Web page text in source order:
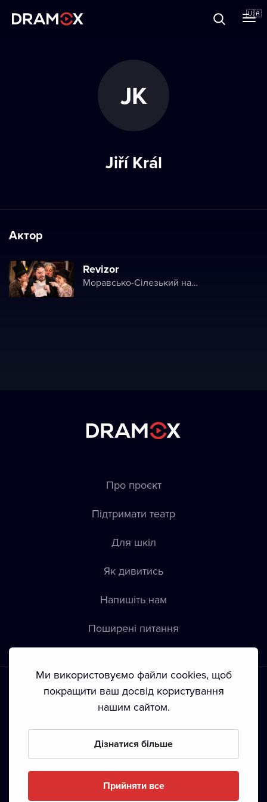
🇺🇦
Зареєструватися
JK
Jiří Král
Актор
Revizor
Моравсько-Сілезький національний театр
Про проєкт
Підтримати театр
Для шкіл
Як дивитись
Напишіть нам
Пoширені питання
Положення й умови • Конфіденційність • Автoрські права
Ми використовуємо файли cookies, щоб
покращити ваш досвід користування
нашим сайтом.
Дізнатися більше
Прийняти все